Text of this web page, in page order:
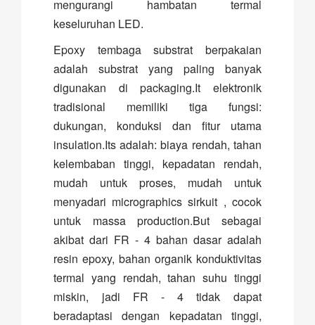
mengurangi hambatan termal
keseluruhan LED.
Epoxy tembaga substrat berpakaian
adalah substrat yang paling banyak
digunakan di packaging.It elektronik
tradisional memiliki tiga fungsi:
dukungan, konduksi dan fitur utama
insulation.Its adalah: biaya rendah, tahan
kelembaban tinggi, kepadatan rendah,
mudah untuk proses, mudah untuk
menyadari micrographics sirkuit , cocok
untuk massa production.But sebagai
akibat dari FR - 4 bahan dasar adalah
resin epoxy, bahan organik konduktivitas
termal yang rendah, tahan suhu tinggi
miskin, jadi FR - 4 tidak dapat
beradaptasi dengan kepadatan tinggi,